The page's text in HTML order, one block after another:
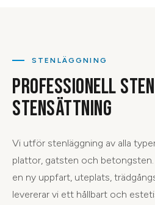
STENLÄGGNING
PROFESSIONELL
STENSÄTTNING
Vi utför stenläggning av alla
plattor, gatsten och
en ny uppfart, uteplats,
levererar vi ett hållbart och